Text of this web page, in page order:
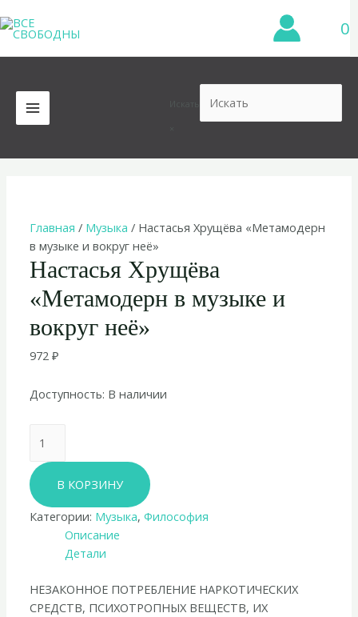
к
содержимому
0
MAIN
MENU
Главная / Музыка / Настасья Хрущёва «Метамодерн
в музыке и вокруг неё»
Настасья Хрущёва
«Метамодерн в музыке и
вокруг неё»
972₽
Доступность: В наличии
товара
Настасья
Хрущёва
«Метамодерн
в
музыке
неё»
В КОРЗИНУ
Категории: Музыка,Философия
Описание
Детали
НЕЗАКОННОЕ ПОТРЕБЛЕНИЕ НАРКОТИЧЕСКИХ
СРЕДСТВ, ПСИХОТРОПНЫХ ВЕЩЕСТВ, ИХ